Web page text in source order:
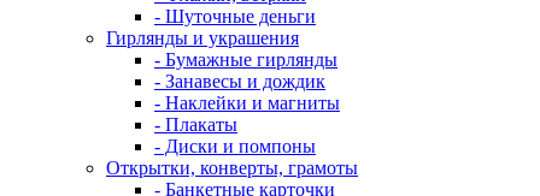
- Шуточные деньги
Гирлянды и украшения
- Бумажные гирлянды
- Занавесы и дождик
- Наклейки и магниты
- Плакаты
- Диски и помпоны
Открытки, конверты, грамоты
- Банкетные карточки